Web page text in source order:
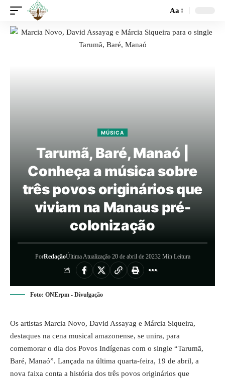
Aa
MÚSICA
Tarumã, Baré, Manaó |
Conheça a música sobre
três povos originários que
viviam na Manaus pré-
colonização
PorRedaçãoÚltima Atualização 20 de abril de 20232 Min Leitura
Foto: ONErpm - Divulgação
Os artistas Marcia Novo, David Assayag e Márcia Siqueira,
destaques na cena musical amazonense, se unira, para
comemorar o dia dos Povos Indígenas com o single “Tarumã,
Baré, Manaó”. Lançada na última quarta-feira, 19 de abril, a
nova faixa conta a história dos três povos originários que